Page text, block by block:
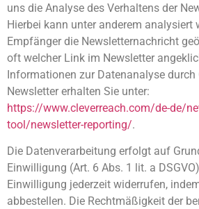
uns die Analyse des Verhaltens der
Hierbei kann unter anderem analysiert
Empfänger die Newsletternachricht
oft welcher Link im Newsletter
Informationen zur Datenanalyse durch
Newsletter erhalten Sie unter:
https://www.cleverreach.com/de-de/
tool/newsletter-reporting/.
Die Datenverarbeitung erfolgt auf
Einwilligung (Art. 6 Abs. 1 lit. a
Einwilligung jederzeit widerrufen,
abbestellen. Die Rechtmäßigkeit der